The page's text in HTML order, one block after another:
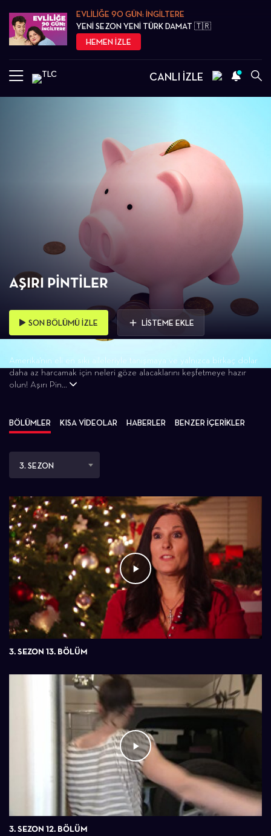
EVLİLİĞE 90 GÜN: İNGİLTERE
YENİ SEZON YENİ TÜRK DAMAT 🇹🇷
HEMEN İZLE
CANLI İZLE
AŞIRI PINTILER
SON BÖLÜMÜ İZLE LİSTEME EKLE
Amerika'nın eli en sıkı aileleriyle tanışmaya ve yalnızca birkaç dolar
daha az harcamak için neleri göze alacaklarını keşfetmeye hazır
olun! Aşırı Pin...
BÖLÜMLER KISA VİDEOLAR HABERLER BENZER İÇERİKLER
3. SEZON
3. SEZON 13. BÖLÜM
3. SEZON 12. BÖLÜM